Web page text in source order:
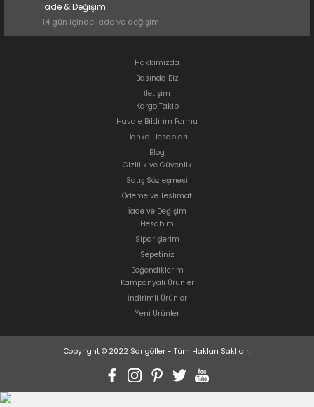
İade & Değişim
14 gün içinde iade ve değişim
Hakkımızda
Basında Biz
İletişim
Kargo Takip
Havale Bildirim Formu
Banka Hesapları
Blog
Gizlilik ve Güvenlik
Satış Sözleşmesi
Ödeme ve Teslimat
İade ve Değişim
Hesabım
Siparişlerim
Sepetiniz
Beğendiklerim
Kampanyalı Ürünler
İndirimli Ürünler
Yeni Ürünler
Copyright © 2022 Sarıgöller - Tüm Hakları Saklıdır.